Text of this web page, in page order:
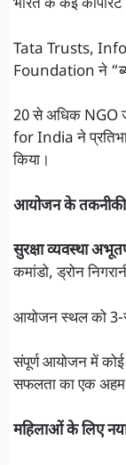
भारत के कई
Tata Trusts,
Foundation ने
20 से अधिक
for India ने
किया।
आयोजन के तकनीकी
सुरक्षा व्यवस्था
कमांडो, ड्रोन
आयोजन स्थल को 3-
संपूर्ण आयोजन में
सफलता का एक अहम
महिलाओं के लिए